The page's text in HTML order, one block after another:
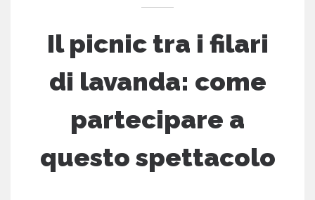
Il picnic tra i filari
di lavanda: come
partecipare a
questo spettacolo